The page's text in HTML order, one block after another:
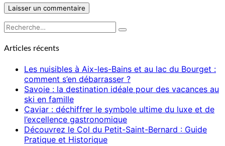
Rechercher :
Recherche
Articles récents
Les nuisibles à Aix-les-Bains et au lac du Bourget :
comment s’en débarrasser ?
Savoie : la destination idéale pour des vacances au
ski en famille
Caviar : déchiffrer le symbole ultime du luxe et de
l’excellence gastronomique
Découvrez le Col du Petit-Saint-Bernard : Guide
Pratique et Historique